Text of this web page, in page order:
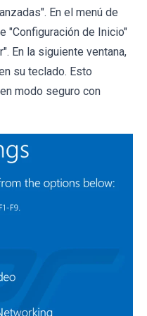
En el menú de
"Configuración de Inicio"
En la siguiente ventana,
su teclado. Esto
modo seguro con